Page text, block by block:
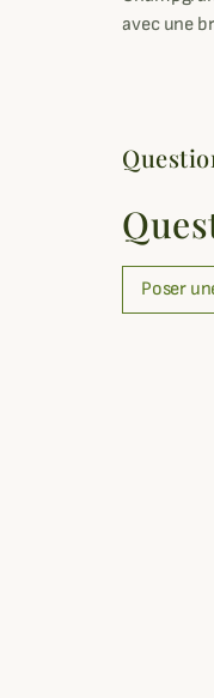
avec une
Poser